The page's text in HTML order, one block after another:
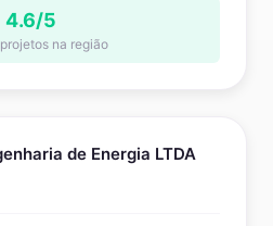
4.6/5
na região
de Energia LTDA